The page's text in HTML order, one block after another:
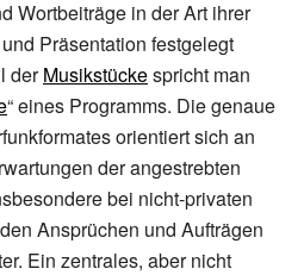
Wortbeiträge in der Art ihrer
Präsentation festgelegt
derMusikstückespricht man
“ eines Programms. Die genaue
orientiert sich an
der angestrebten
bei nicht-privaten
Ansprüchen und Aufträgen
Ein zentrales, aber nicht